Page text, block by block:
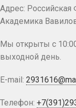
Адрес: Российская
Академика
Мы открыты с
выходной день.
E-mail:
Телефон: